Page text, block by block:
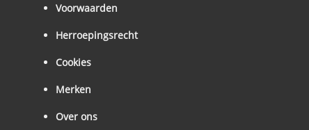
Voorwaarden
Herroepingsrecht
Cookies
Merken
Over ons